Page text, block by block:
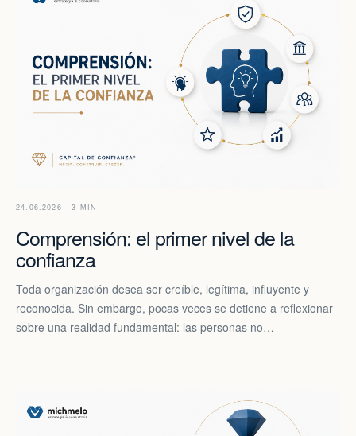
24.06.2026 · 3 MIN
Comprensión: el primer nivel de la
confianza
Toda organización desea ser creíble, legítima, influyente y
reconocida. Sin embargo, pocas veces se detiene a reflexionar
sobre una realidad fundamental: las personas no…